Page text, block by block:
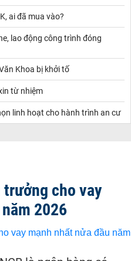
ai đã mua vào?
lao động công trình đóng
Khoa bị khởi tố
từ nhiệm
linh hoạt cho hành trình an cư
trưởng cho vay
2026